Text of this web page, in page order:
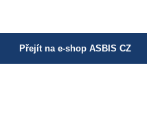
Přejít na e-shop ASBIS CZ